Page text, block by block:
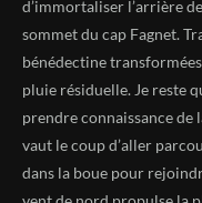
d’immortaliser l’arrière
sommet du cap Fagnet.
bénédectine
pluie résiduelle. Je reste
prendre connaissance
vaut le coup d’aller
dans la boue pour